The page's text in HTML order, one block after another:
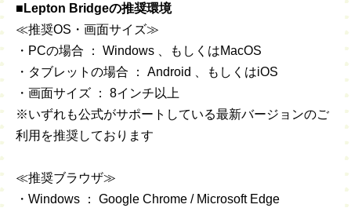
■Lepton Bridgeの推奨環境
≪推奨OS・画面サイズ≫
・PCの場合 ： Windows 、もしくはMacOS
・タブレットの場合 ： Android 、もしくはiOS
・画面サイズ ： 8インチ以上
※いずれも公式がサポートしている最新バージョンのご
利用を推奨しております
≪推奨ブラウザ≫
・Windows ： Google Chrome / Microsoft Edge